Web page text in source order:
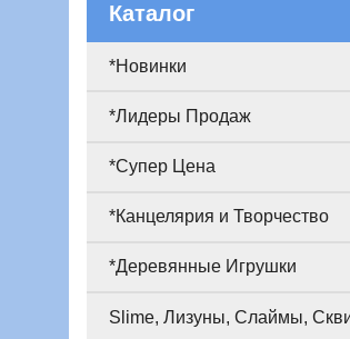
Каталог
*Новинки
*Лидеры Продаж
*Супер Цена
*Канцелярия и Творчество
*Деревянные Игрушки
Slime, Лизуны, Слаймы,